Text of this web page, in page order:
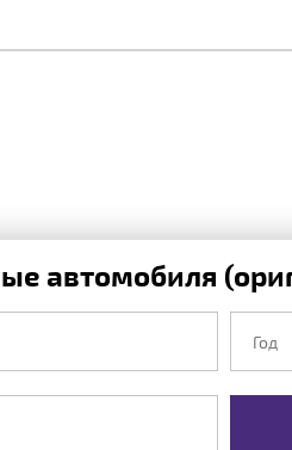
автомобиля